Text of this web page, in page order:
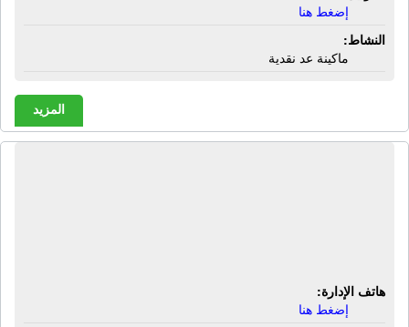
إضغط هنا
النشاط:
ماكينة عد نقدية
المزيد
هاتف الإدارة:
إضغط هنا